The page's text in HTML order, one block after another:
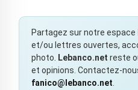
Partagez sur notre espace
et/ou lettres ouvertes,
photo. Lebanco.net reste
et opinions. Contactez-
fanico@lebanco.net.